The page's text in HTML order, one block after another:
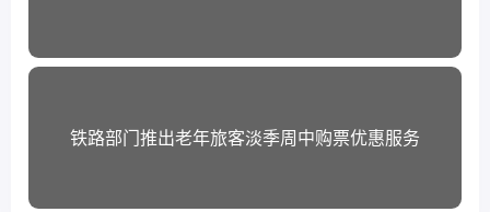
铁路部门推出老年旅客淡季周中购票优惠服务